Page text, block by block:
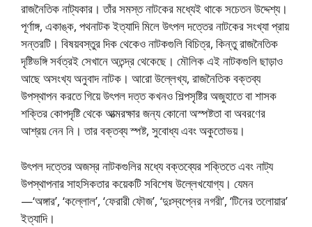
রাজনৈতিক নাট্যকার। তাঁর সমস্ত নাটকের মধ্যেই থাকে সচেতন উদ্দেশ্য।
পূর্ণাঙ্গ, একাঙ্ক, পথনাটক ইত্যাদি মিলে উৎপল দত্তের নাটকের সংখ্যা প্রায়
সন্তরটি। বিষয়বস্তুর দিক থেকেও নাটকগুলি বিচিত্র, কিন্তু রাজনৈতিক
দৃষ্টিভঙ্গি সর্বত্রই সেখানে অতন্দ্র থেকেছে। মৌলিক এই নাটকগুলি ছাড়াও
আছে অসংখ্য অনুবাদ নাটক। আরাে উল্লেখ্য, রাজনৈতিক বক্তব্য
উপস্থাপন করতে গিয়ে উৎপল দত্ত কখনও শিল্পসৃষ্টির অজুহাতে বা শাসক
শক্তির কোপদৃষ্টি থেকে আত্মরক্ষার জন্য কোনাে অস্পষ্টতা বা অবরণের
আশ্রয় নেন নি। তার বক্তব্য স্পষ্ট, সুবােধ্য এবং অকুতােভয়।
উৎপল দত্তের অজস্র নাটকগুলির মধ্যে বক্তব্যের শক্তিতে এবং নাট্য
উপস্থাপনার সাহসিকতার কয়েকটি সবিশেষ উল্লেখযােগ্য। যেমন
—‘অঙ্গার’, ‘কল্লোল’, ‘ফেরারী ফৌজ’, ‘দুঃস্বপ্নের নগরী’, ‘টিনের তলােয়ার’
ইত্যাদি।